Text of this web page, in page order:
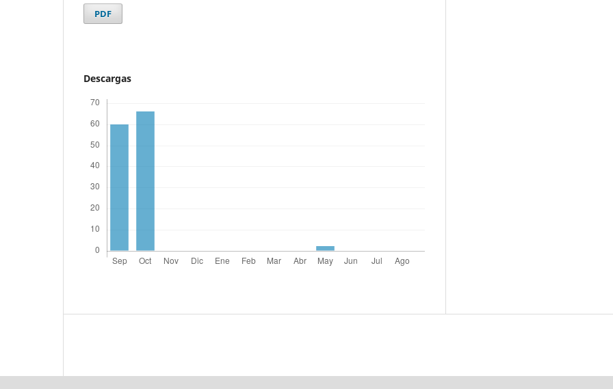
PDF
Descargas